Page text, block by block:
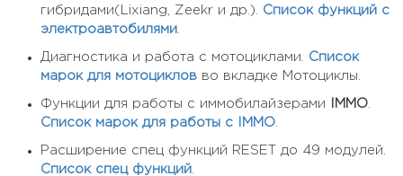
гибридами(Lixiang, Zeekr и др.). Список функций с
электроавтобилями
Диагностика и работа с мотоциклами. Список
марок для мотоциклов во вкладке Мотоциклы.
Функции для работы с иммобилайзерами IMMO
Список марок для работы с IMMO
Расширение спец функций RESET до 49 модулей.
Список спец функций